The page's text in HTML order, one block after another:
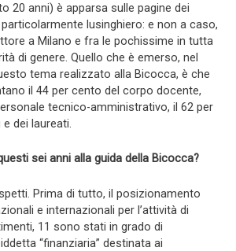
20 anni) è apparsa sulle pagine dei
lusinghiero: e non a caso,
a Milano e fra le pochissime in tutta
di genere. Quello che è emerso, nel
tema realizzato alla Bicocca, è che
il 44 per cento del corpo docente,
tecnico-amministrativo, il 62 per
dei laureati.
sei anni alla guida della Bicocca?
Prima di tutto, il posizionamento
e internazionali per l’attività di
11 sono stati in grado di
“finanziaria” destinata ai